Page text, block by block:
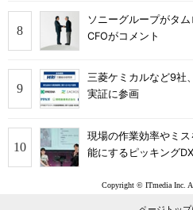
ソニーグループがタ
CFOがコメント
三菱ケミカルなど9社
実証に参画
現場の作業効率やミ
能にするピッキング
Copyright © ITmedia Inc.